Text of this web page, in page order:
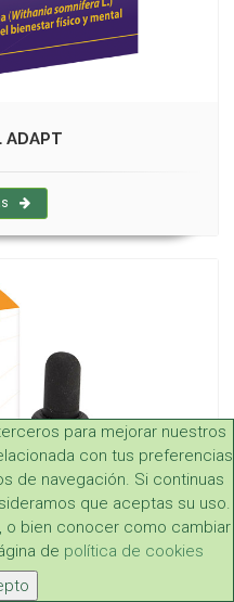
ADAPT
para mejorar nuestros
con tus preferencias
de navegación. Si continuas
que aceptas su uso.
o bien conocer como cambiar
de política de cookies